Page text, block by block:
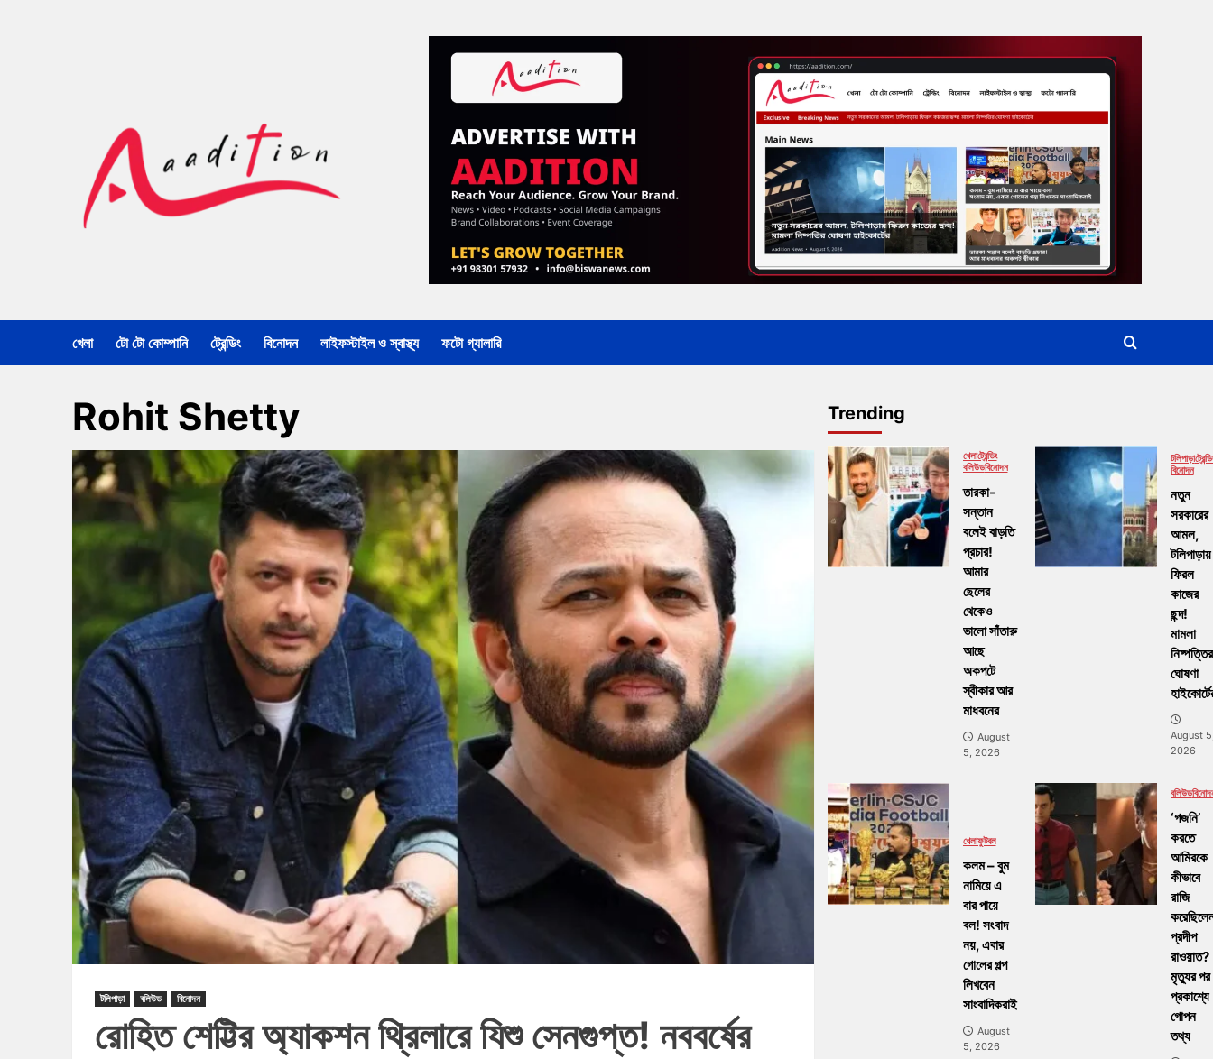
খেলা টো টো কোম্পানি ট্রেন্ডিং বিনোদন লাইফস্টাইল ও স্বাস্থ্য ফটো গ্যালারি
Rohit Shetty
টলিপাড়া বলিউড বিনোদন
রোহিত শেট্টির অ্যাকশন থ্রিলারে যিশু সেনগুপ্ত! নববর্ষের
Trending
খেলাট্রেন্ডিং
বলিউডবিনোদন
তারকা-
সন্তান
বলেই বাড়তি
প্রচার!
আমার
ছেলের
থেকেও
ভালো সাঁতারু
আছে
অকপটে
স্বীকার আর
মাধবনের
August
5, 2026
টলিপাড়া
বিনোদন
নতুন
সরকারের
আমল,
টলিপাড়ায়
ফিরল
কাজের
ছন্দ!
মামলা
নিষ্পত্তির
ঘোষণা
August
2026
খেলাফুটবল
কলম – বুম
নামিয়ে এ
বার পায়ে
বল! সংবাদ
নয়, এবার
গোলের গল্প
লিখবেন
সাংবাদিকরাই
August
5, 2026
বলিউড
‘গজনি’
করতে
আমিরকে
কীভাবে
রাজি
প্রদীপ
রাওয়াত?
মৃত্যুর পর
প্রকাশ্যে
গোপন
তথ্য